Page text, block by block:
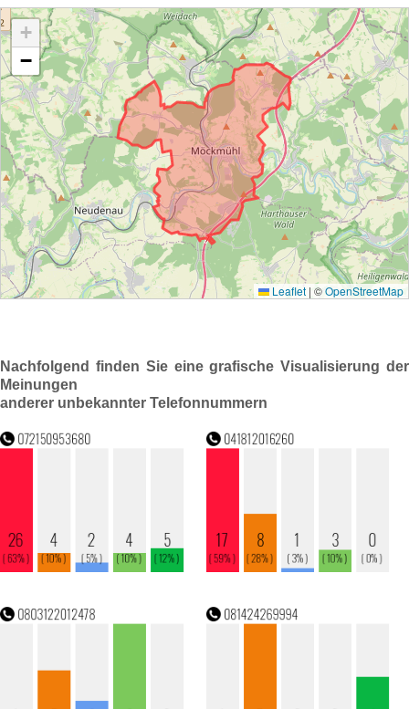
Nachfolgend finden Sie eine grafische Visualisierung der
Meinungen
anderer unbekannter Telefonnummern